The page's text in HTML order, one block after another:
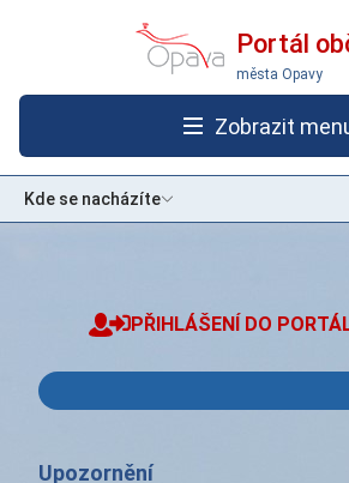
Portál
města Opavy
Zobrazit
Kde se nacházíte
PŘIHLÁŠENÍ DO
Upozornění